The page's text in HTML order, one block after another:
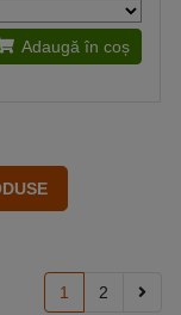
Adaugă în coș
1 2